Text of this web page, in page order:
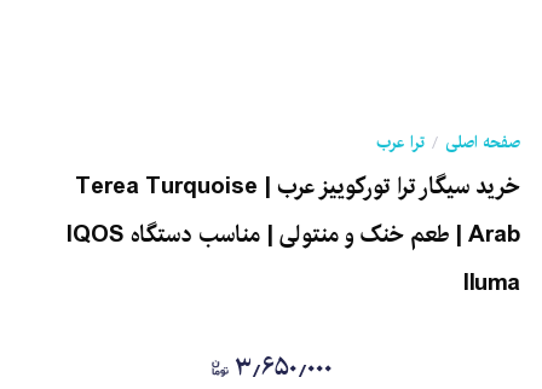
صفحه اصلی ترا عرب
خرید سیگار ترا تورکوییز عرب | Terea Turquoise
Arab | طعم خنک و منتولی | مناسب دستگاه IQOS
Iluma
۳٫۶۵۰٫۰۰۰